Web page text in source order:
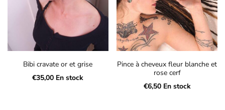
Bibi cravate or et grise
€35,00 En stock
Pince à cheveux fleur blanche et
rose cerf
€6,50 En stock